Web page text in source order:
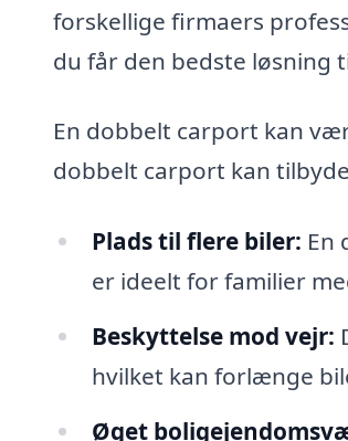
forskellige firmaers
du får den bedste løsning
En dobbelt carport kan
dobbelt carport kan
Plads til flere biler: En
er ideelt for familier
Beskyttelse mod vejr:
hvilket kan forlænge
Øget